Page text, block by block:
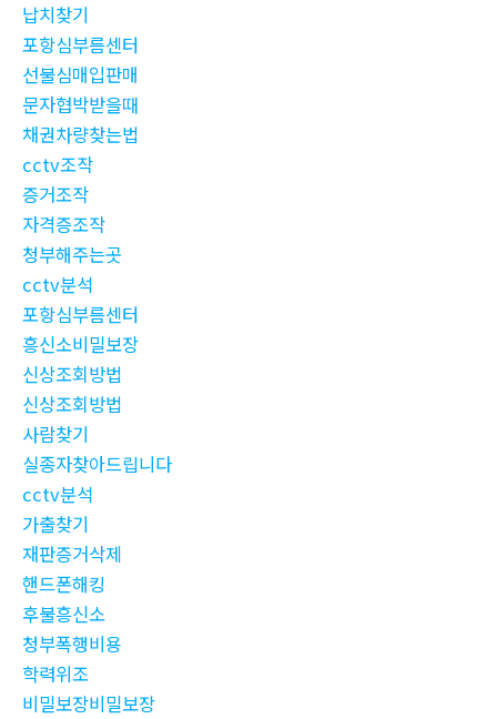
납치찾기
포항심부름센터
선불심매입판매
문자협박받을때
채권차량찾는법
cctv조작
증거조작
자격증조작
청부해주는곳
cctv분석
포항심부름센터
흥신소비밀보장
신상조회방법
신상조회방법
사람찾기
실종자찾아드립니다
cctv분석
가출찾기
재판증거삭제
핸드폰해킹
후불흥신소
청부폭행비용
학력위조
비밀보장비밀보장